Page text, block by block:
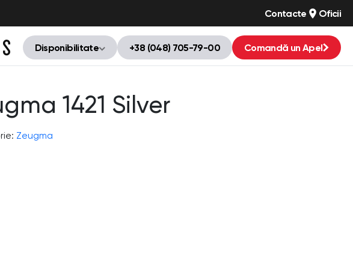
Contacte Oficii
Disponibilitate +38 (048) 705-79-00 Comandă un Apel
1421 Silver
Zeugma